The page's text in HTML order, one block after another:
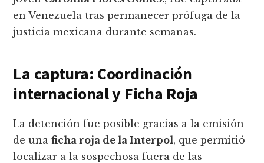
en Venezuela tras permanecer prófuga de la
justicia mexicana durante semanas.
La captura: Coordinación
internacional y Ficha Roja
La detención fue posible gracias a la emisión
de unaficha roja de la Interpol, que permitió
localizar a la sospechosa fuera de las